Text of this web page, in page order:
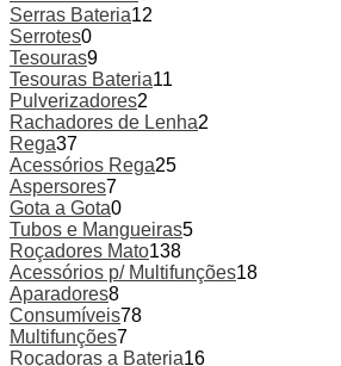
Serras Bateria12
Serrotes0
Tesouras9
Tesouras Bateria11
Pulverizadores2
Rachadores de Lenha2
Rega37
Acessórios Rega25
Aspersores7
Gota a Gota0
Tubos e Mangueiras5
Roçadores Mato138
Acessórios p/ Multifunções18
Aparadores8
Consumíveis78
Multifunções7
Roçadoras a Bateria16